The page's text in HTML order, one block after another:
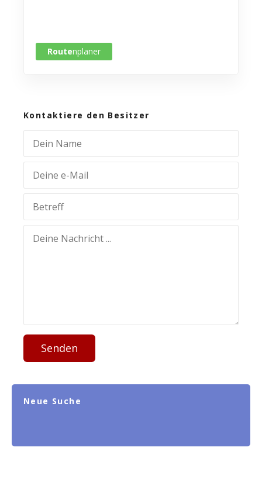
Routenplaner
Kontaktiere den Besitzer
Senden
Neue Suche